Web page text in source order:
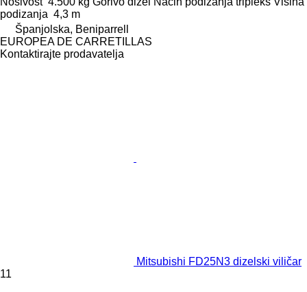
podizanja 4,3 m
Španjolska, Beniparrell
EUROPEA DE CARRETILLAS
Kontaktirajte prodavatelja
Mitsubishi FD25N3 dizelski viličar
11